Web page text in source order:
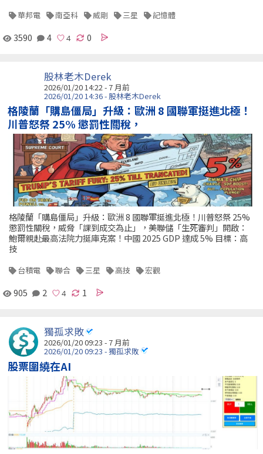
華邦電 南亞科 威剛 三星 記憶體
3590 4 0
股林老木Derek
2026/01/20 14:22 - 7 月前
2026/01/20 14:36 - 股林老木Derek
格陵蘭「購島僵局」升級：歐洲 8 國聯軍挺進北極！
川普怒祭 25% 懲罰性關稅，
格陵蘭「購島僵局」升級：歐洲 8 國聯軍挺進北極！川普怒祭 25%
懲罰性關稅，威脅「課到成交為止」，美聯儲「生死審判」開啟：
鮑爾親赴最高法院力挺庫克案！中國 2025 GDP 達成 5% 目標：高
技
台積電 聯合 三星 高技 宏觀
905 2 1
獨孤求敗
2026/01/20 09:23 - 7 月前
2026/01/20 09:23 - 獨孤求敗
股票圍繞在AI